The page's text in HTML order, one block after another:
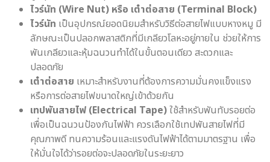
ไวร์นัท (Wire Nut) หรือ เต๋าต่อสาย (Terminal Block)
ไวร์นัท เป็นอุปกรณ์ยอดนิยมสำหรับวิธีต่อสายไฟแบบหางหมู มี
ลักษณะเป็นปลอกพลาสติกที่มีเกลียวโลหะอยู่ภายใน ช่วยให้การ
พันเกลียวและหุ้มฉนวนทำได้ในขั้นตอนเดียว สะดวกและ
ปลอดภัย
เต๋าต่อสาย เหมาะสำหรับงานที่ต้องการความมั่นคงแข็งแรง
หรือการต่อสายไฟขนาดใหญ่เข้าด้วยกัน
เทปพันสายไฟ (Electrical Tape)ใช้สำหรับพันทับรอยต่อ
เพื่อเป็นฉนวนป้องกันไฟฟ้า ควรเลือกใช้เทปพันสายไฟที่มี
คุณภาพดี ทนความร้อนและแรงดันไฟฟ้าได้ตามมาตรฐาน เพื่อ
ให้มั่นใจได้ว่ารอยต่อจะปลอดภัยในระยะยาว